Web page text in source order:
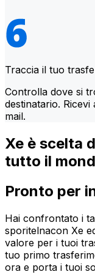
Traccia il tuo
Controlla dove si
destinatario.
mail.
Xe è scelta
tutto il
Pronto per
Hai confrontato i
sporitelnacon Xe
valore per i tuoi
tuo primo
ora e porta i tuoi